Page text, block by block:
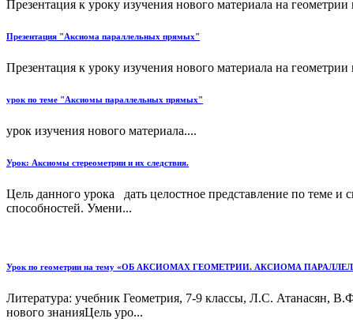
Презентация к уроку изучения нового материала на
Презентация "Аксиома параллельных прямых"
Презентация к уроку изучения нового материала на
урок по теме "Аксиомы параллельных прямых"
урок изучения нового материала....
Урок: Аксиомы стереометрии и их следствия.
Цель данного урока дать целостное представление по теме
способностей. Умени...
Урок по геометрии на тему «ОБ АКСИОМАХ ГЕОМЕТРИИ. АКСИОМА
Литература: учебник Геометрия, 7-9 классы, Л.С. Атанасян,
нового знанияЦель уро...